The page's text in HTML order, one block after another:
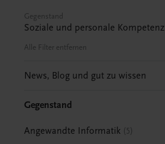
Gegenstand
Soziale und personale Kompetenz
Alle Filter entfernen
News, Blog und gut zu wissen
Gegenstand
Angewandte Informatik 5